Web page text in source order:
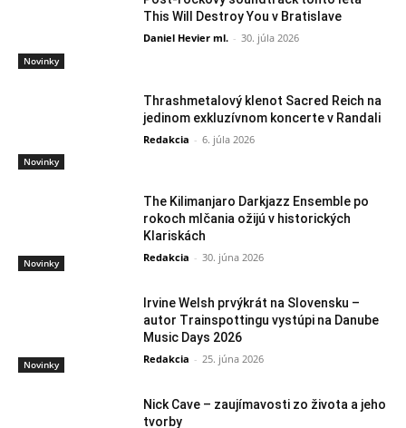
Novinky
This Will Destroy You v Bratislave
Daniel Hevier ml. - 30. júla 2026
Novinky
Thrashmetalový klenot Sacred Reich na
jedinom exkluzívnom koncerte v Randali
Redakcia - 6. júla 2026
Novinky
The Kilimanjaro Darkjazz Ensemble po
rokoch mlčania ožijú v historických
Klariskách
Redakcia - 30. júna 2026
Novinky
Irvine Welsh prvýkrát na Slovensku –
autor Trainspottingu vystúpi na Danube
Music Days 2026
Redakcia - 25. júna 2026
Nick Cave – zaujímavosti zo života a jeho
tvorby